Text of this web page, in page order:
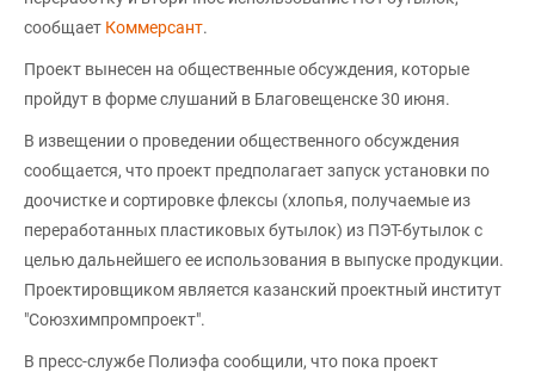
сообщает Коммерсант.
Проект вынесен на общественные обсуждения, которые
пройдут в форме слушаний в Благовещенске 30 июня.
В извещении о проведении общественного обсуждения
сообщается, что проект предполагает запуск установки по
доочистке и сортировке флексы (хлопья, получаемые из
переработанных пластиковых бутылок) из ПЭТ-бутылок с
целью дальнейшего ее использования в выпуске продукции.
Проектировщиком является казанский проектный институт
"Союзхимпромпроект".
В пресс-службе Полиэфа сообщили, что пока проект